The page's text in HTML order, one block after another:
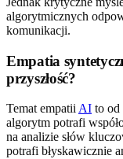
algorytmicznych
komunikacji.
Empatia
przyszłość?
Temat empatii AI to od
algorytm potrafi
na analizie słów
potrafi błyskawicznie